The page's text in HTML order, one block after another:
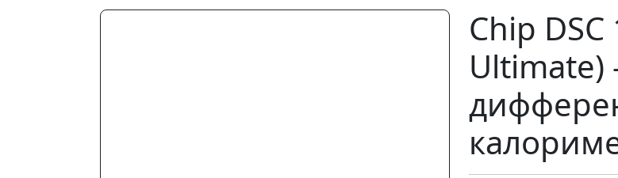
Следующий
Chip DSC
Ultimate)